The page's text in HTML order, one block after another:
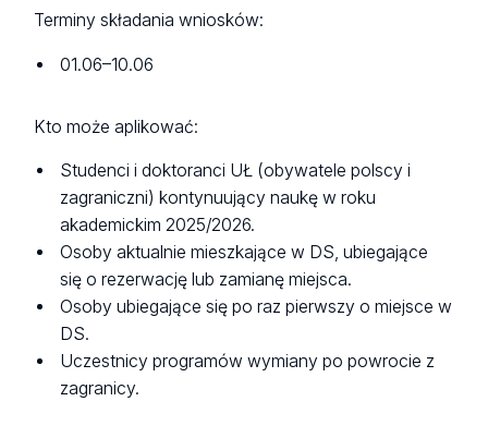
Terminy składania wniosków:
01.06–10.06
Kto może aplikować:
Studenci i doktoranci UŁ (obywatele polscy i
zagraniczni) kontynuujący naukę w roku
akademickim 2025/2026.
Osoby aktualnie mieszkające w DS, ubiegające
się o rezerwację lub zamianę miejsca.
Osoby ubiegające się po raz pierwszy o miejsce w
DS.
Uczestnicy programów wymiany po powrocie z
zagranicy.